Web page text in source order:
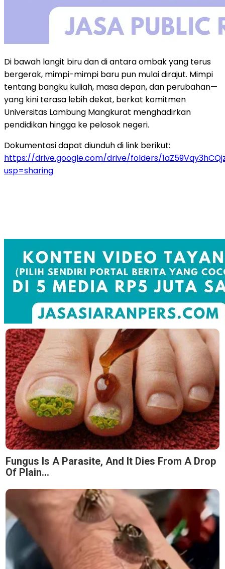
Di bawah langit biru dan di antara ombak yang terus
bergerak, mimpi-mimpi baru pun mulai dirajut. Mimpi
tentang bangku kuliah, masa depan, dan perubahan—
yang kini terasa lebih dekat, berkat komitmen
Universitas Lambung Mangkurat menghadirkan
pendidikan hingga ke pelosok negeri.
Dokumentasi dapat diunduh di link berikut:
https://drive.google.com/drive/folders/
usp=sharing
Fungus Is A Parasite, And It Dies From A Drop
Of Plain...